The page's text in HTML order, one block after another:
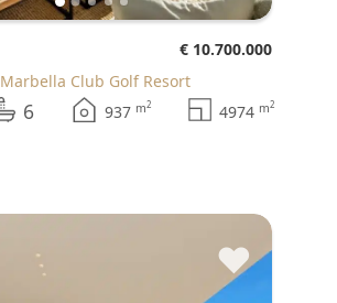
€ 10.700.000
Marbella Club Golf Resort
6 937 m2 4974 m2
♥